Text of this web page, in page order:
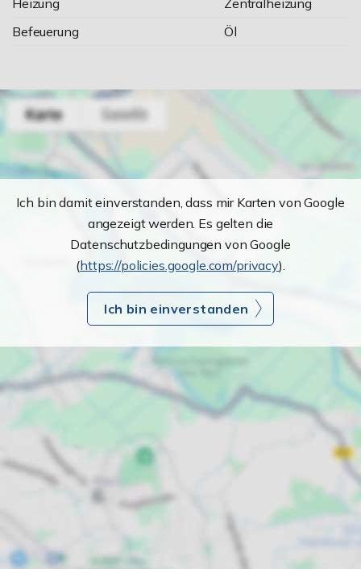
Heizung
Zentralheizung
Befeuerung
Öl
Ich bin damit einverstanden, dass mir Karten von Google
angezeigt werden. Es gelten die
Datenschutzbedingungen von Google
(https://policies.google.com/privacy).
Ich bin einverstanden